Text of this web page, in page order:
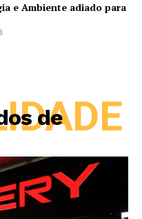
e Ambiente adiado para
de